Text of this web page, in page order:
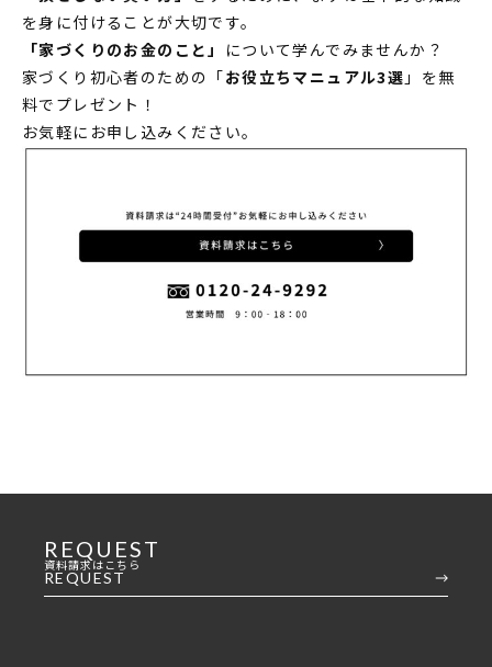
を身に付けることが大切です。
「家づくりのお金のこと」
について学んでみませんか？
家づくり初心者のための「お役立ちマニュアル3選 」を無
料でプレゼント！
お気軽にお申し込みください。
REQUEST
資料請求はこちら
REQUEST